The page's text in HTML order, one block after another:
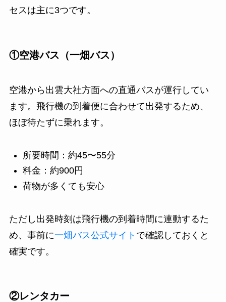
セスは主に3つです。
①空港バス（一畑バス）
空港から出雲大社方面への直通バスが運行してい
ます。飛行機の到着便に合わせて出発するため、
ほぼ待たずに乗れます。
所要時間：約45〜55分
料金：約900円
荷物が多くても安心
ただし出発時刻は飛行機の到着時間に連動するた
め、事前に一畑バス公式サイト で確認しておくと
確実です。
②レンタカー